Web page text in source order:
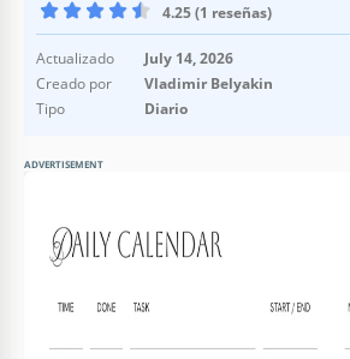
4.25 (1 reseñas)
Actualizado
July 14, 2026
Creado por
Vladimir Belyakin
Tipo
Diario
ADVERTISEMENT